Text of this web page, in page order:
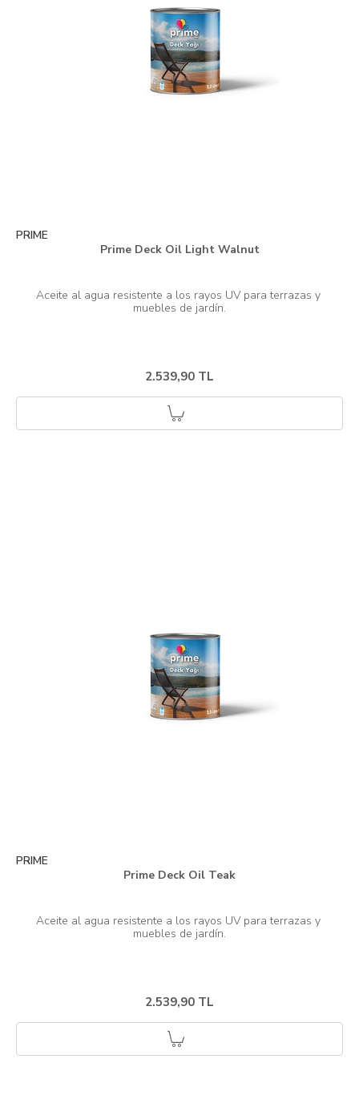
PRIME
Prime Deck Oil Light Walnut
Aceite al agua resistente a los rayos UV para terrazas y
2.539,90 TL
PRIME
Prime Deck Oil Teak
Aceite al agua resistente a los rayos UV para terrazas y
2.539,90 TL